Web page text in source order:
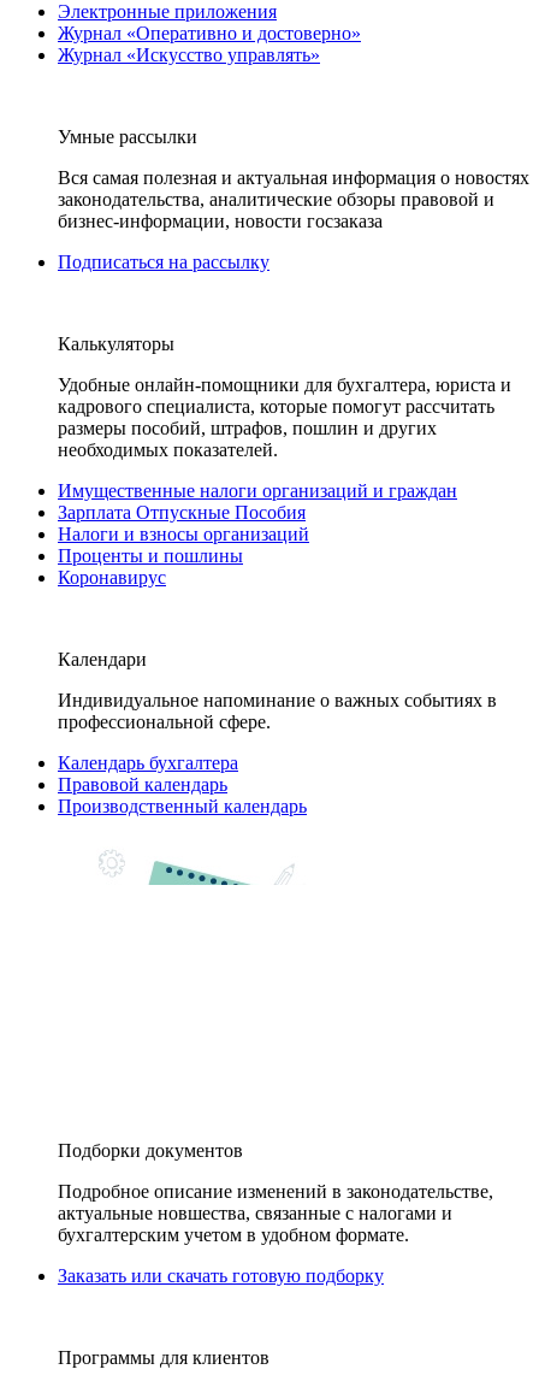
Электронные приложения
Журнал «Оперативно и достоверно»
Журнал «Искусство управлять»
Умные рассылки
Вся самая полезная и актуальная информация о новостях
законодательства, аналитические обзоры правовой и
бизнес-информации, новости госзаказа
Подписаться на рассылку
Калькуляторы
Удобные онлайн-помощники для бухгалтера, юриста и
кадрового специалиста, которые помогут рассчитать
размеры пособий, штрафов, пошлин и других
необходимых показателей.
Имущественные налоги организаций и граждан
Зарплата Отпускные Пособия
Налоги и взносы организаций
Проценты и пошлины
Коронавирус
Календари
Индивидуальное напоминание о важных событиях в
профессиональной сфере.
Календарь бухгалтера
Правовой календарь
Производственный календарь
Подборки документов
Подробное описание изменений в законодательстве,
актуальные новшества, связанные с налогами и
бухгалтерским учетом в удобном формате.
Заказать или скачать готовую подборку
Программы для клиентов